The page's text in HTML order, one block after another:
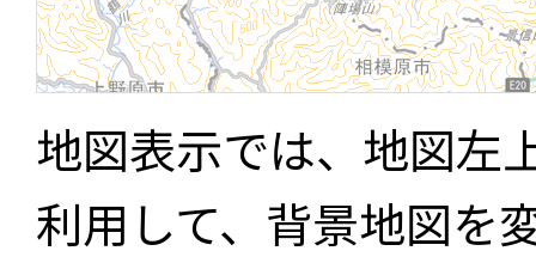
地図表示では、地図左
利用して、背景地図を